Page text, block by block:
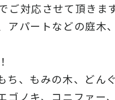
ご対応させて頂きま
アパートなどの庭
ち、もみの木、どん
ゴノキ、コニファー